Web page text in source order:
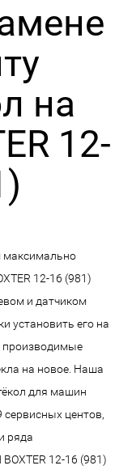
на
12-
12-16 (981)
и датчиком
установить его на
производимые
на новое. Наша
для машин
сервисных центов,
ряда
12-16 (981)